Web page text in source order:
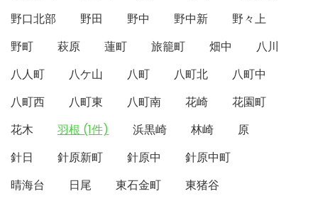
野口北部
野田 野中 野中新
野々上
野町
萩原 蓮町 旅籠町 畑中
八川
八人町
八ケ山 八町 八町北
八町中
八町西
八町東 八町南 花崎
花園町
花木
羽根 (1件) 浜黒崎 林崎
原
針日
針原新町 針原中
針原中町
晴海台
日尾 東石金町
東猪谷